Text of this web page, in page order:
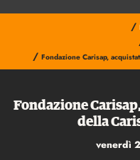
/
/ Fondazione Carisap,
Fondazione
della
venerdì